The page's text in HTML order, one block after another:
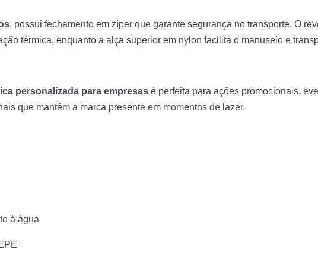
, possui fechamento em zíper que garante segurança no transporte. O
térmica, enquanto a alça superior em nylon facilita o manuseio e
personalizada para empresas é perfeita para ações promocionais,
que mantêm a marca presente em momentos de lazer.
à água